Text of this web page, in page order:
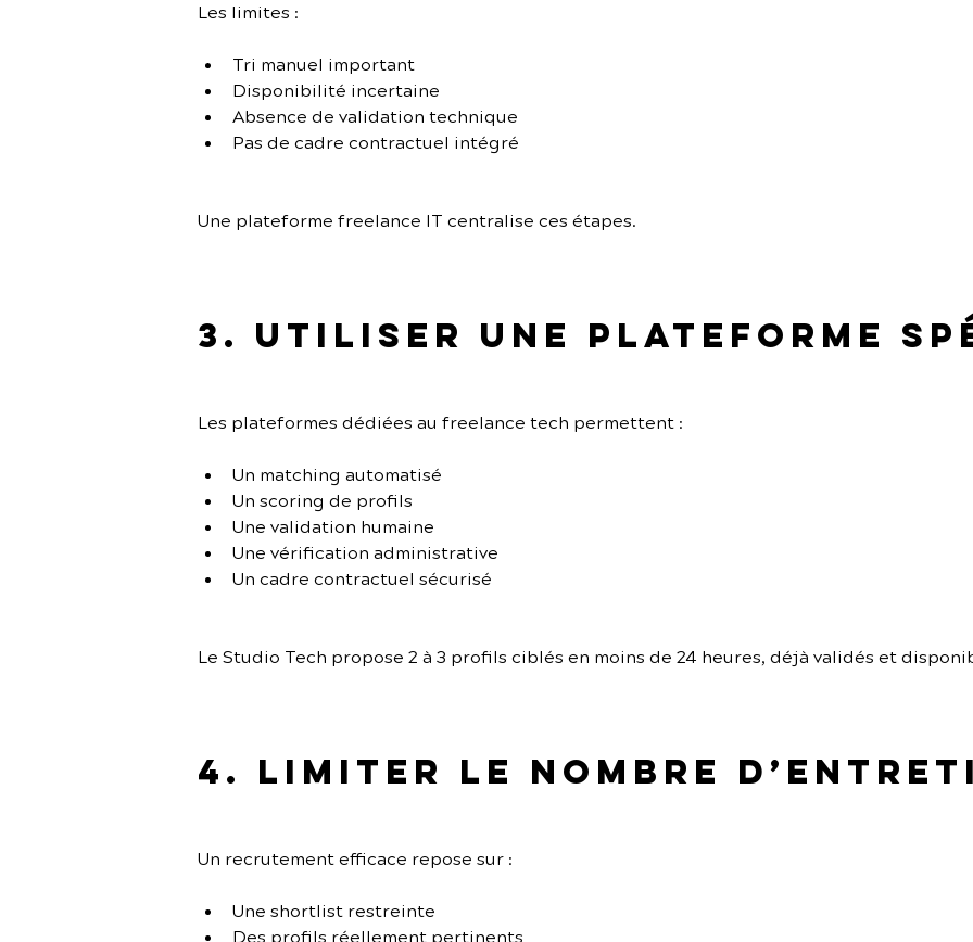
Les limites :
Tri manuel important
Disponibilité incertaine
Absence de validation technique
Pas de cadre contractuel intégré
Une plateforme freelance IT centralise ces étapes.
3. Utiliser une plateforme
Les plateformes dédiées au freelance tech permettent :
Un matching automatisé
Un scoring de profils
Une validation humaine
Une vérification administrative
Un cadre contractuel sécurisé
Le Studio Tech propose 2 à 3 profils ciblés en moins de 24 heures, déjà validés et
4. Limiter le nombre
Un recrutement efficace repose sur :
Une shortlist restreinte